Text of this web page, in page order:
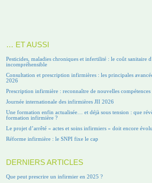
… ET AUSSI
Pesticides, maladies chroniques et infertilité : le coût sanitaire
incompréhensible
Consultation et prescription infirmières : les principales
2026
Prescription infirmière : reconnaître de nouvelles
Journée internationale des infirmières JII 2026
Une formation enfin actualisée… et déjà sous tension : que
formation infirmière ?
Le projet d’arrêté « actes et soins infirmiers » doit encore
Réforme infirmière : le SNPI fixe le cap
DERNIERS ARTICLES
Que peut prescrire un infirmier en 2025 ?